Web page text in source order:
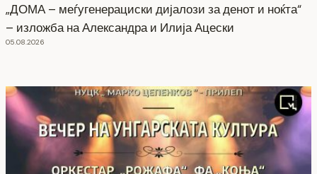
„ДОМА – меѓугенерациски дијалози за денот и ноќта“
– изложба на Александра и Илија Ацески
05.08.2026